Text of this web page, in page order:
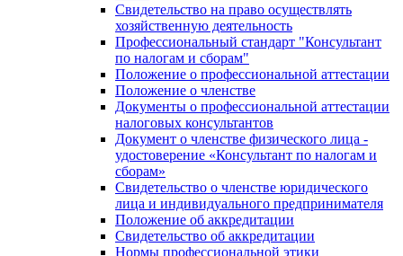
Свидетельство на право осуществлять
хозяйственную деятельность
Профессиональный стандарт "Консультант
по налогам и сборам"
Положение о профессиональной аттестации
Положение о членстве
Документы о профессиональной аттестации
налоговых консультантов
Документ о членстве физического лица -
удостоверение «Консультант по налогам и
сборам»
Свидетельство о членстве юридического
лица и индивидуального предпринимателя
Положение об аккредитации
Свидетельство об аккредитации
Нормы профессиональной этики